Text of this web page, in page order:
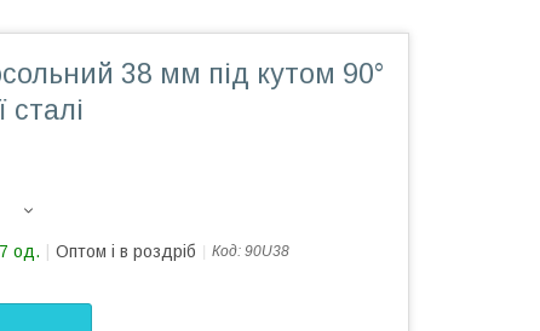
38 мм під кутом 90°
сталі
од. Оптом і в роздріб Код: 90U38